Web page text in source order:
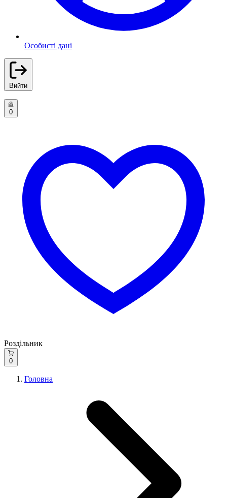
Особисті дані
Вийти
0
Роздільник
0
Головна